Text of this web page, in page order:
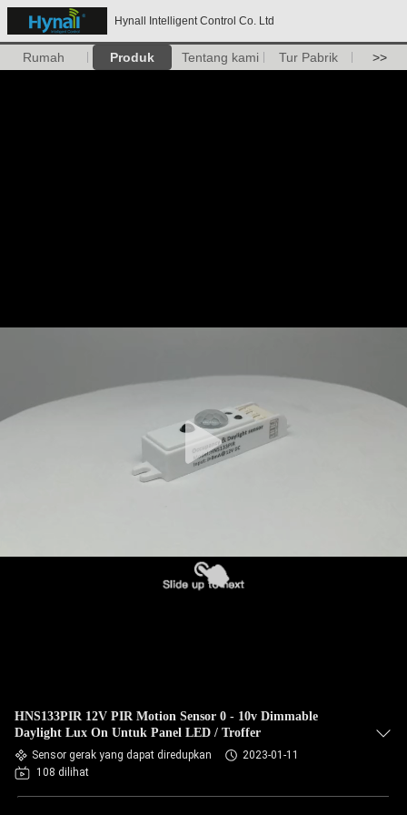
Hynall Intelligent Control Co. Ltd
Rumah Produk Tentang kami Tur Pabrik >>
HNS133PIR 12V PIR Motion Sensor 0 - 10v Dimmable
Daylight Lux On Untuk Panel LED / Troffer
Sensor gerak yang dapat diredupkan
2023-01-11
108 dilihat